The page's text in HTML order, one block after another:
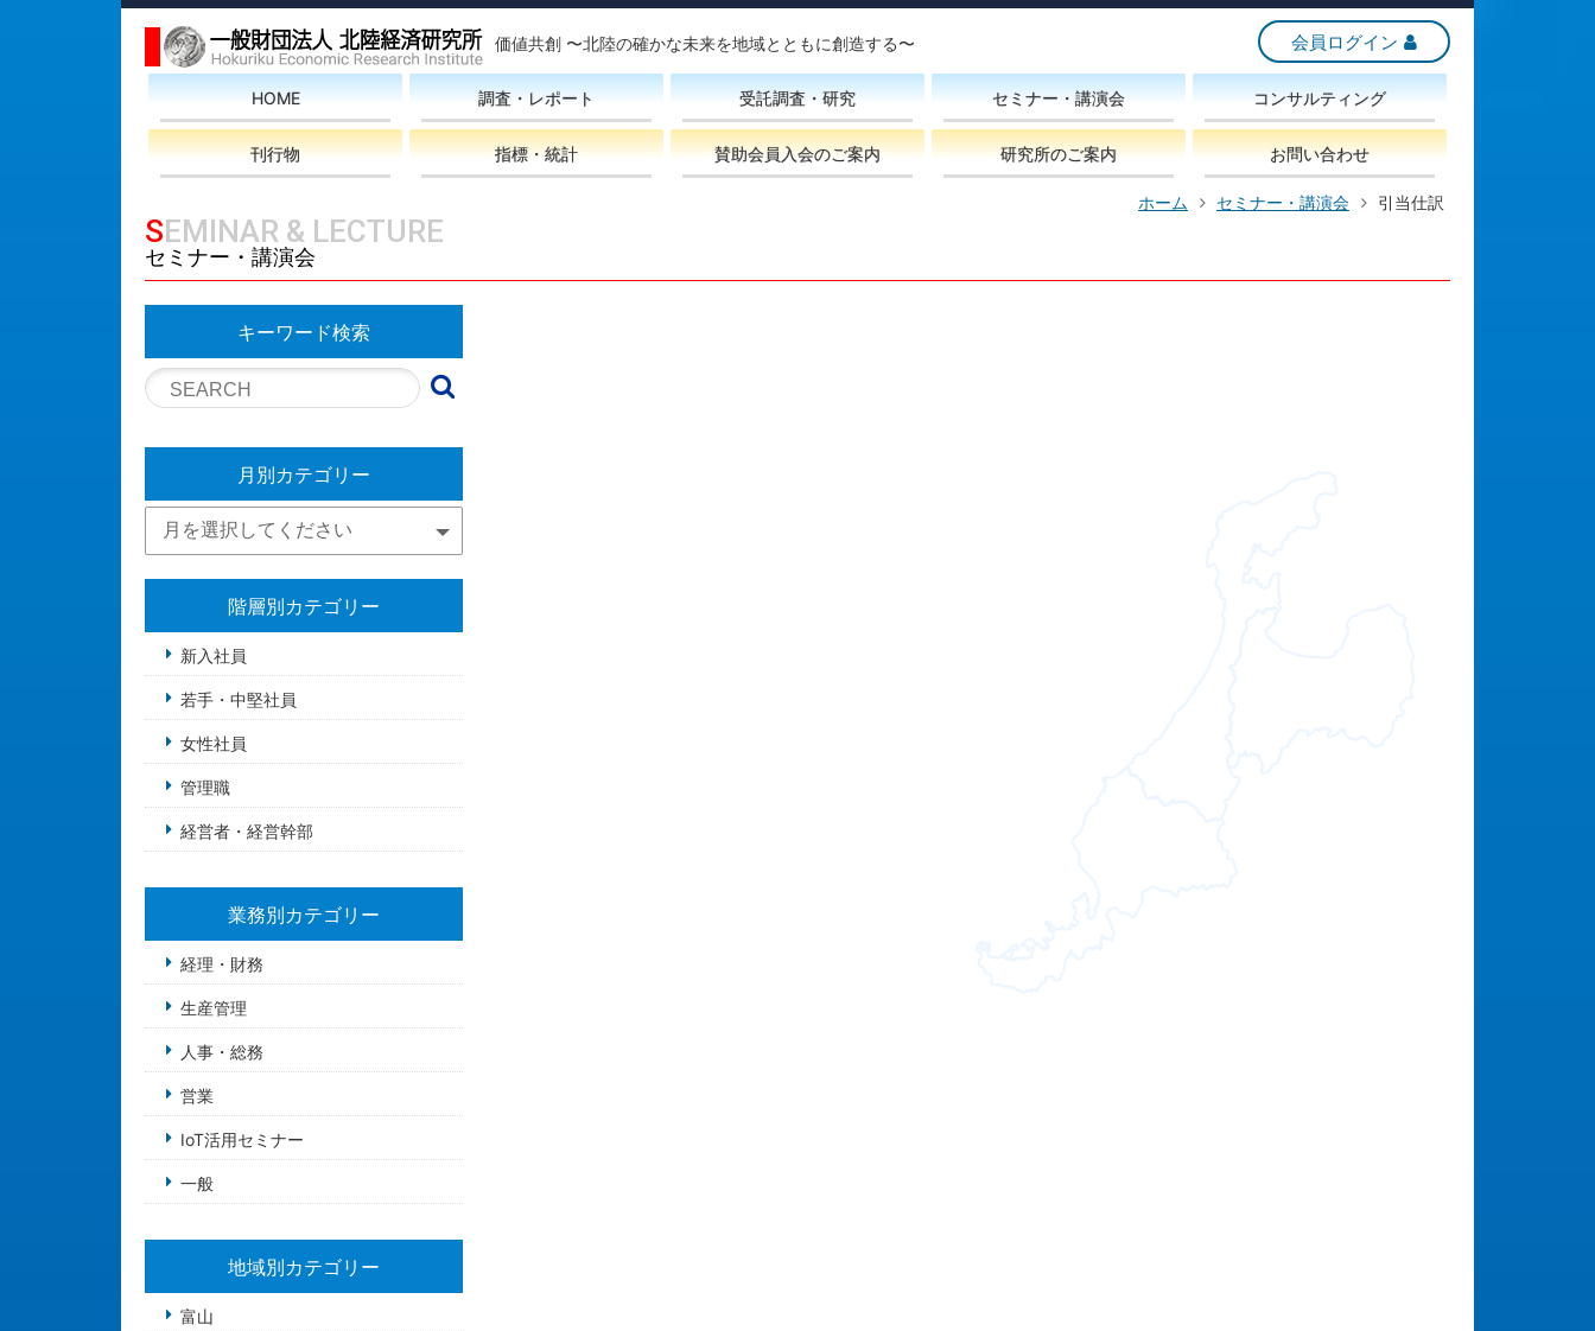
価値共創 〜北陸の確かな未来を地域とともに創造する〜 会員ログイン
HOME 調査・レポート 受託調査・研究 セミナー・講演会 コンサルティング
刊行物 指標・統計 賛助会員入会のご案内 研究所のご案内 お問い合わせ
ホーム セミナー・講演会 引当仕訳
SEMINAR & LECTURE
セミナー・講演会
キーワード検索
月別カテゴリー
階層別カテゴリー
新入社員
若手・中堅社員
女性社員
管理職
経営者・経営幹部
業務別カテゴリー
経理・財務
生産管理
人事・総務
営業
IoT活用セミナー
一般
地域別カテゴリー
富山